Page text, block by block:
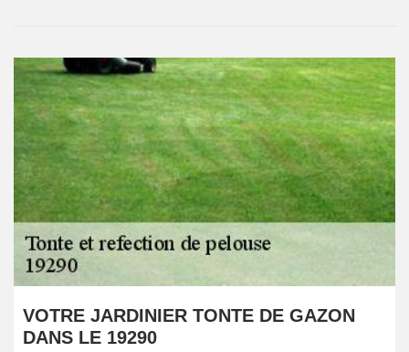
VOTRE JARDINIER TONTE DE GAZON
DANS LE 19290